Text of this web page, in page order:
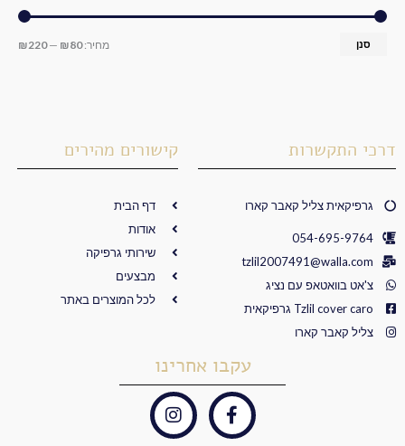
סנן מחיר:₪80
—
₪220
דרכי התקשרות
גרפיקאית צליל קאבר קארו
054-695-9764
tzlil2007491@walla.com
צ'אט בוואטאפ עם נציג
Tzlil cover caro גרפיקאית
צליל קאבר קארו
קישורים מהירים
דף הבית
אודות
שירותי גרפיקה
מבצעים
לכל המוצרים באתר
עקבו אחרינו
F
a
I
n